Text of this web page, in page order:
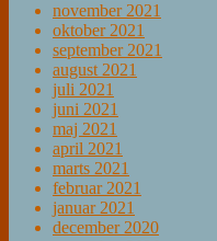
november 2021
oktober 2021
september 2021
august 2021
juli 2021
juni 2021
maj 2021
april 2021
marts 2021
februar 2021
januar 2021
december 2020